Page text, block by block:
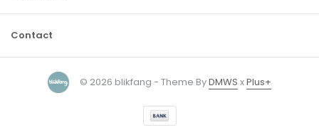
Contact
© 2026 blikfang - Theme ByDMWS xPlus+